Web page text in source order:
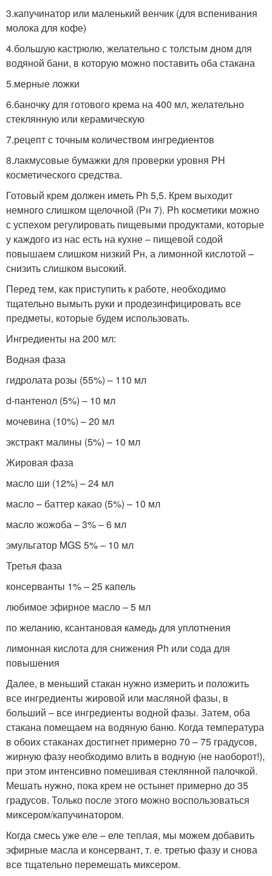
3.капучинатор или маленький венчик (для вспенивания
молока для кофе)
4.большую кастрюлю, желательно с толстым дном для
водяной бани, в которую можно поставить оба стакана
5.мерные ложки
6.баночку для готового крема на 400 мл, желательно
стеклянную или керамическую
7.рецепт с точным количеством ингредиентов
8.лакмусовые бумажки для проверки уровня PH
косметического средства.
Готовый крем должен иметь Ph 5,5. Крем выходит
немного слишком щелочной (Рн 7). Ph косметики можно
с успехом регулировать пищевыми продуктами, которые
у каждого из нас есть на кухне – пищевой содой
повышаем слишком низкий Рн, а лимонной кислотой –
снизить слишком высокий.
Перед тем, как приступить к работе, необходимо
тщательно вымыть руки и продезинфицировать все
предметы, которые будем использовать.
Ингредиенты на 200 мл:
Водная фаза
гидролата розы (55%) – 110 мл
d-пантенол (5%) – 10 мл
мочевина (10%) – 20 мл
экстракт малины (5%) – 10 мл
Жировая фаза
масло ши (12%) – 24 мл
масло – баттер какао (5%) – 10 мл
масло жожоба – 3% – 6 мл
эмульгатор MGS 5% – 10 мл
Третья фаза
консерванты 1% – 25 капель
любимое эфирное масло – 5 мл
по желанию, ксантановая камедь для уплотнения
лимонная кислота для снижения Ph или сода для
повышения
Далее, в меньший стакан нужно измерить и положить
все ингредиенты жировой или масляной фазы, в
больший – все ингредиенты водной фазы. Затем, оба
стакана помещаем на водяную баню. Когда температура
в обоих стаканах достигнет примерно 70 – 75 градусов,
жирную фазу необходимо влить в водную (не наоборот!),
при этом интенсивно помешивая стеклянной палочкой.
Мешать нужно, пока крем не остынет примерно до 35
градусов. Только после этого можно воспользоваться
миксером/капучинатором.
Когда смесь уже еле – еле теплая, мы можем добавить
эфирные масла и консервант, т. е. третью фазу и снова
все тщательно перемешать миксером.